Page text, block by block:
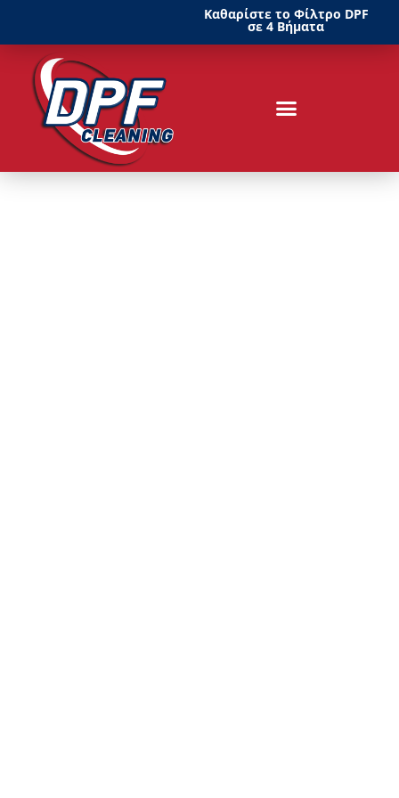
Καθαρίστε το Φίλτρο DPF
σε 4 Βήματα